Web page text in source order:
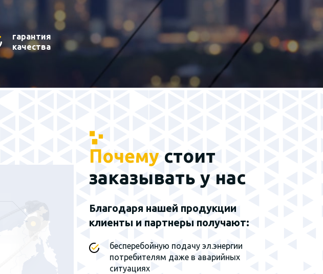
гарантия
качества
Наш эксклюзивный
партнер - группа
заводов г. Санкт-
Мы являемся
представителем завода на
территории Сибирского
федерального округа и
Почему стоит
заказывать у нас
Благодаря нашей продукции
клиенты и партнеры получают:
бесперебойную подачу эл.энергии
потребителям даже в аварийных
ситуациях